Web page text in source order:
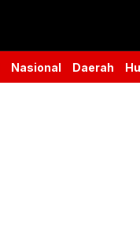
Nasional Daerah